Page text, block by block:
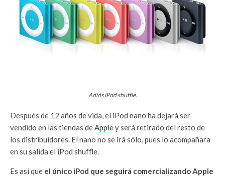
Adiós iPod shuffle.
Después de 12 años de vida, el iPod nano ha dejará ser
vendido en las tiendas deAppley será retirado del resto de
los distribuidores. El nano no se irá sólo, pues lo acompañara
en su salida el iPod shuffle.
Es así que el único iPod que seguirá comercializando Apple